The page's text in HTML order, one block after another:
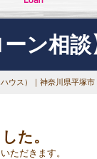
ン相談
ウス）｜神奈川県平塚
た。
ただきます。